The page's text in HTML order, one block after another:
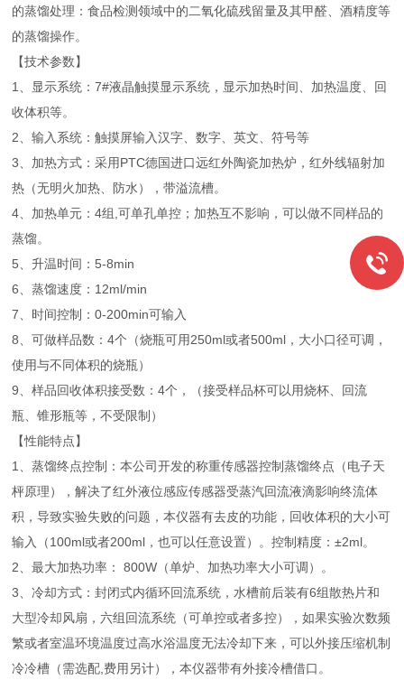
的蒸馏处理：食品检测领域中的二氧化硫残留量及其甲醛、酒精度等
的蒸馏操作。
【技术参数】
1、显示系统：7#液晶触摸显示系统，显示加热时间、加热温度、回
收体积等。
2、输入系统：触摸屏输入汉字、数字、英文、符号等
3、加热方式：采用PTC德国进口远红外陶瓷加热炉，红外线辐射加
热（无明火加热、防水），带溢流槽。
4、加热单元：4组,可单孔单控；加热互不影响，可以做不同样品的
蒸馏。
5、升温时间：5-8min
6、蒸馏速度：12ml/min
7、时间控制：0-200min可输入
8、可做样品数：4个（烧瓶可用250ml或者500ml，大小口径可调，
使用与不同体积的烧瓶）
9、样品回收体积接受数：4个，（接受样品杯可以用烧杯、回流
瓶、锥形瓶等，不受限制）
【性能特点】
1、蒸馏终点控制：本公司开发的称重传感器控制蒸馏终点（电子天
枰原理），解决了红外液位感应传感器受蒸汽回流液滴影响终流体
积，导致实验失败的问题，本仪器有去皮的功能，回收体积的大小可
输入（100ml或者200ml，也可以任意设置）。控制精度：±2ml。
2、最大加热功率： 800W（单炉、加热功率大小可调）。
3、冷却方式：封闭式内循环回流系统，水槽前后装有6组散热片和
大型冷却风扇，六组回流系统（可单控或者多控），如果实验次数频
繁或者室温环境温度过高水浴温度无法冷却下来，可以外接压缩机制
冷冷槽（需选配,费用另计），本仪器带有外接冷槽借口。